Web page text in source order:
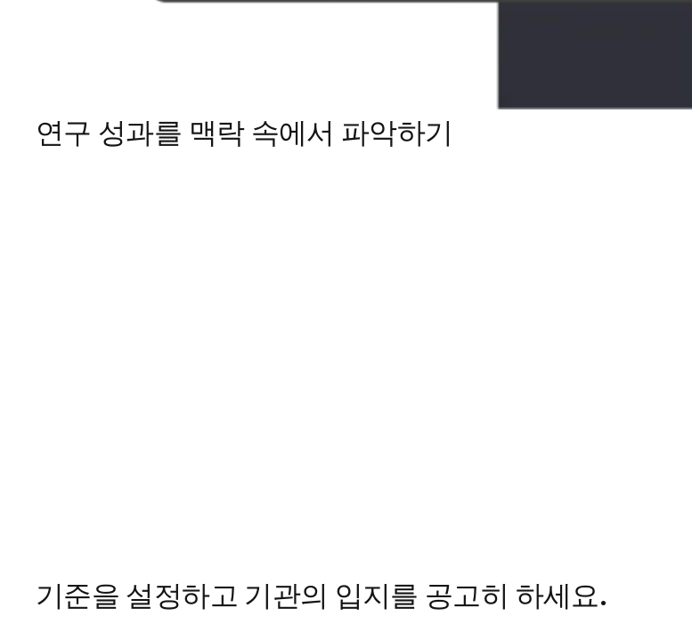
연구 성과를 맥락 속에서 파악하기
기준을 설정하고 기관의 입지를 공고히 하세요.